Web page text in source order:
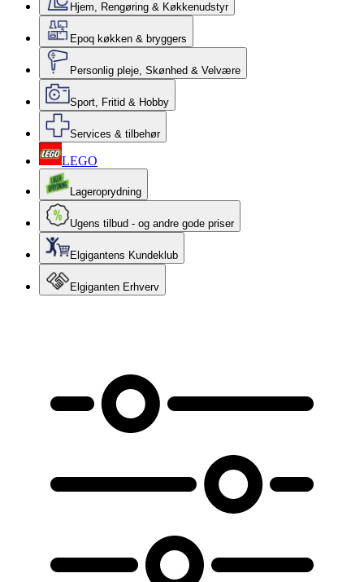
Hjem, Rengøring & Køkkenudstyr
Epoq køkken & bryggers
Personlig pleje, Skønhed & Velvære
Sport, Fritid & Hobby
Services & tilbehør
LEGO
Lageroprydning
Ugens tilbud - og andre gode priser
Elgigantens Kundeklub
Elgiganten Erhverv